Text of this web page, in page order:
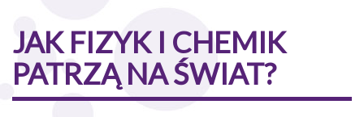
JAK FIZYK I CHEMIK
PATRZĄ NA ŚWIAT?